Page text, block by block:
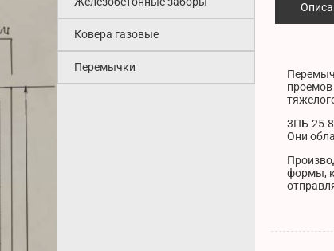
Ковера газовые
Перемычки
3ПБ 25-
Они
формы,